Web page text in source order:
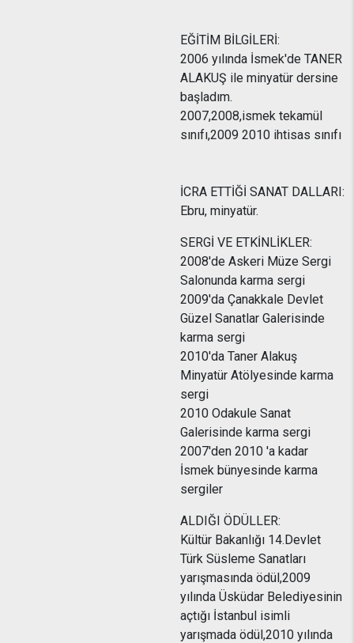
EĞİTİM BİLGİLERİ:
2006 yılında İsmek'de TANER
ALAKUŞ ile minyatür dersine
başladım.
2007,2008,ismek tekamül
sınıfı,2009 2010 ihtisas sınıfı
İCRA ETTİĞİ SANAT DALLARI:
Ebru, minyatür.
SERGİ VE ETKİNLİKLER:
2008'de Askeri Müze Sergi
Salonunda karma sergi
2009'da Çanakkale Devlet
Güzel Sanatlar Galerisinde
karma sergi
2010'da Taner Alakuş
Minyatür Atölyesinde karma
sergi
2010 Odakule Sanat
Galerisinde karma sergi
2007'den 2010 'a kadar
İsmek bünyesinde karma
sergiler
ALDIĞI ÖDÜLLER:
Kültür Bakanlığı 14.Devlet
Türk Süsleme Sanatları
yarışmasında ödül,2009
yılında Üsküdar Belediyesinin
açtığı İstanbul isimli
yarışmada ödül,2010 yılında